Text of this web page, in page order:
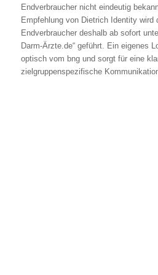
Endverbraucher nicht eindeutig
Empfehlung von Dietrich Identity wird
Endverbraucher deshalb ab sofort
Darm-Ärzte.de“ geführt. Ein eigenes
optisch vom bng und sorgt für eine
zielgruppenspezifische